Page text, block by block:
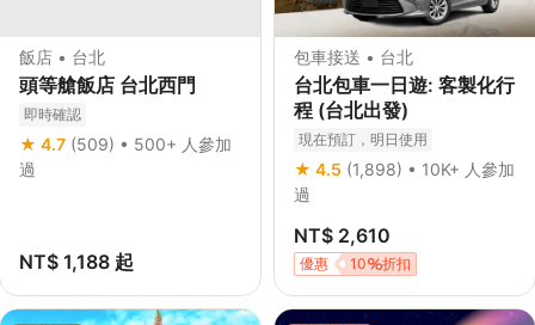
飯店 • 台北
頭等艙飯店 台北西門
即時確認
★ 4.7 (509) • 500+ 人參加
過
NT$ 1,188 起
包車接送 • 台北
台北包車一日遊: 客製化行
程 (台北出發)
現在預訂，明日使用
客製化包車遊
免費取消
立即確認
★ 4.5 (1,898) • 10K+ 人參加
過
NT$ 2,610
10 折扣
優惠